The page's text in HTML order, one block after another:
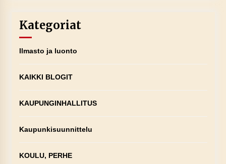
Kategoriat
Ilmasto ja luonto
KAIKKI BLOGIT
KAUPUNGINHALLITUS
Kaupunkisuunnittelu
KOULU, PERHE